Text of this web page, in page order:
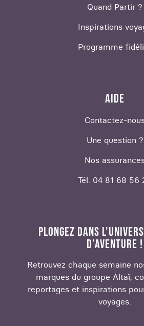
Quand Partir ?
Inspirations
Programme
AIDE
Contactez-
Une question ?
Nos
Tél. 04 81 68 56
PLONGEZ DANS
D’AVENTURE !
Retrouvez chaque semaine
marques du groupe Altaï,
reportages et inspirations
voyages.